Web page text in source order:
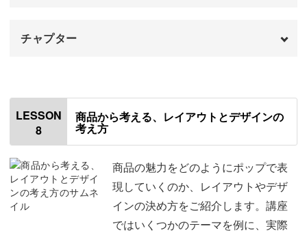
チャプター
はじめに
使用材料・道具
風船の描き方 02:55
ご飯の描き方 04:01
05:11
LESSON
8
商品から考える、レイアウトとデザインの
考え方
商品の魅力をどのようにポップで表
現していくのか、レイアウトやデザ
インの決め方をご紹介します。講座
ではいくつかのテーマを例に、実際